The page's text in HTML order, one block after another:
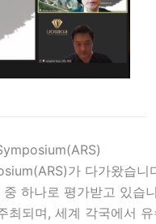
가 다가왔습니
하나로 평가받고 있습
최되며, 세계 각국에서